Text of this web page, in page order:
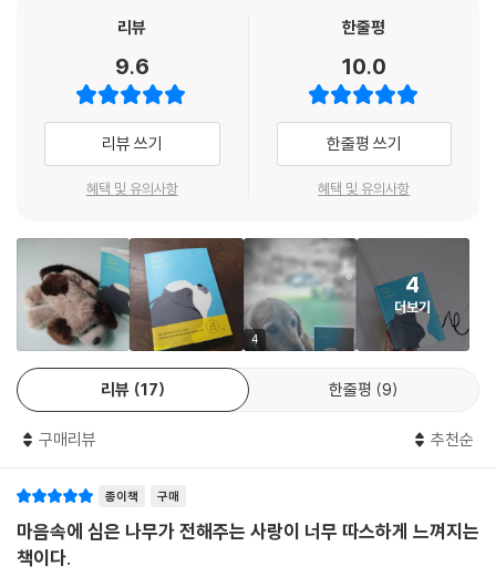
한다. 여기에 홍승연 작가의 밝고 따뜻한 그림들이 더해져 반려동물과 함
어린 강아지 시절을 건너, 노견이 된 '나무'는 조금씩 탈이 나기 시작한다.
눈이 하얗게 변하고, 급기야 간암 진단을 받는다. 조금씩 변해가는 ‘나무’를
지켜보며 가족들은 입양 때부터 애써 외면하려고 했던 반려견의 죽음이 가
까워졌음을 느낀다. 그때마다 미안함, 아쉬움, 후회, 절망. 그런 단어들이
쉽게 떠올랐지만, 작가는 '나무'와 행복했던 지난 14년의 시간들이 슬픔으
리할 수 있길 바랄 뿐이다.
이 책은 사랑했던 존재와의 이별을 정면으로 바라본다. 그리고 조금 다른
시선으로 위로를 전한다. 함께했던 누군가를 떠나보내는 사람들은 대개 마
지막을 기억하며 더 깊은 슬픔 속으로 빠진다. 하지만 권남희 작가는 슬픔
만큼이나 기쁨 또한 잊지 말자고 전한다. ‘나무’가 떠나고 1년 뒤, 가족들은
여전히 ‘나무’ 이야기를 하면 웃는다. ‘나무’와 함께 산책했던 중랑천 둑길
'나무'와의 만남부터 이별을 통해 최선을 다해 사랑한 다른 존재와의 이별
었던 행복들을 기억하고, 그 기억을 토대로 더 큰 사랑을 실천하고자 한다.
리뷰
9.6
리뷰 쓰기
혜택 및 유의사항
한줄평
10.0
한줄평 쓰기
혜택 및 유의사항
4
4
더보기
리뷰 17 한줄평 9
구매리뷰 추천순
종이책 구매
마음속에 심은 나무가 전해주는 사랑이 너무 따스하게 느껴지는
책이다.